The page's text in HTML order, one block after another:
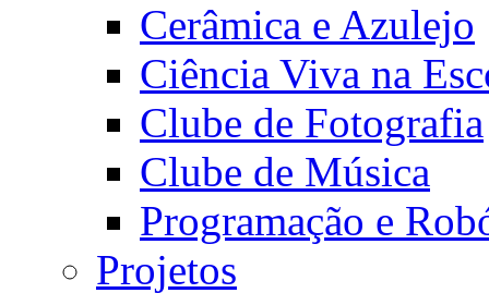
Cerâmica e Azulejo
Ciência Viva na
Clube de Fotografia
Clube de Música
Programação e
Projetos